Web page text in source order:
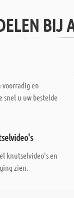
BIJ
voorradig en
snel u uw bestelde
knutselvideo's en
zien.